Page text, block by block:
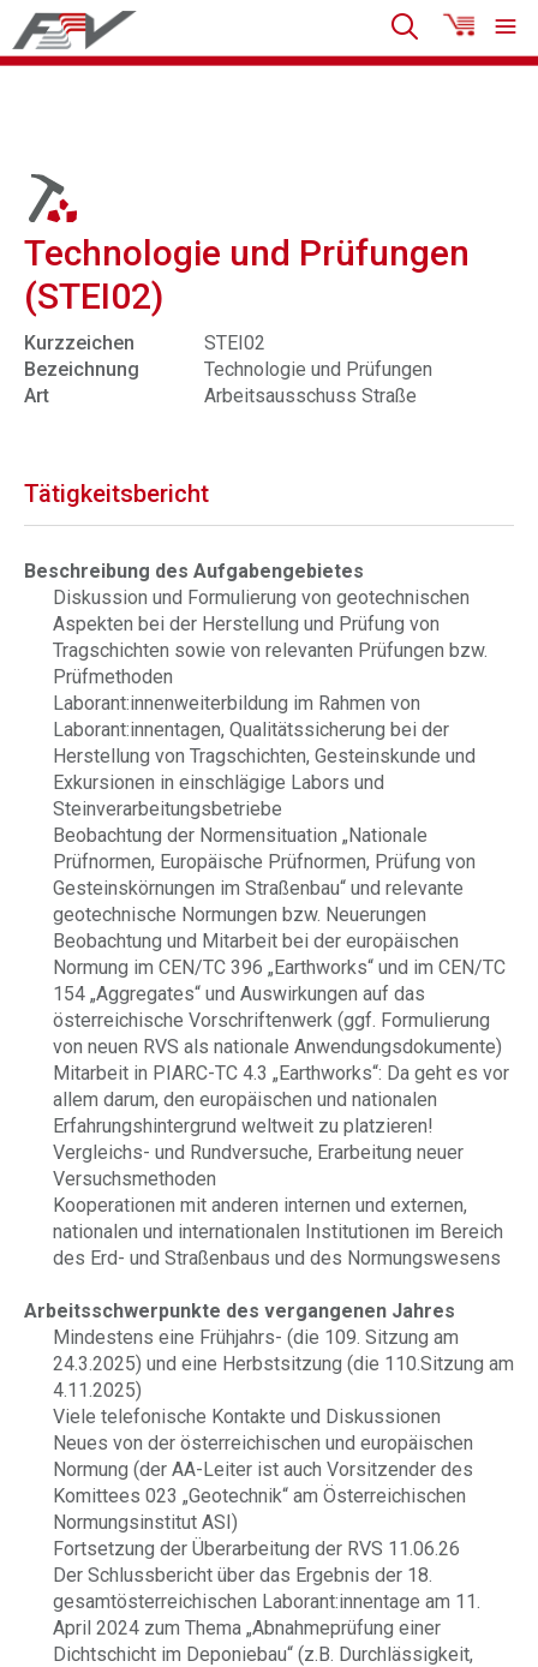
Technologie und Prüfungen
(STEI02)
Kurzzeichen
STEI02
Bezeichnung
Technologie und Prüfungen
Art
Arbeitsausschuss Straße
Tätigkeitsbericht
Beschreibung des Aufgabengebietes
Diskussion und Formulierung von geotechnischen
Aspekten bei der Herstellung und Prüfung von
Tragschichten sowie von relevanten Prüfungen bzw.
Prüfmethoden
Laborant:innenweiterbildung im Rahmen von
Laborant:innentagen, Qualitätssicherung bei der
Herstellung von Tragschichten, Gesteinskunde und
Exkursionen in einschlägige Labors und
Steinverarbeitungsbetriebe
Beobachtung der Normensituation „Nationale
Prüfnormen, Europäische Prüfnormen, Prüfung von
Gesteinskörnungen im Straßenbau“ und relevante
geotechnische Normungen bzw. Neuerungen
Beobachtung und Mitarbeit bei der europäischen
Normung im CEN/TC 396 „Earthworks“ und im CEN/TC
154 „Aggregates“ und Auswirkungen auf das
österreichische Vorschriftenwerk (ggf. Formulierung
von neuen RVS als nationale Anwendungsdokumente)
Mitarbeit in PIARC-TC 4.3 „Earthworks“: Da geht es vor
allem darum, den europäischen und nationalen
Erfahrungshintergrund weltweit zu platzieren!
Vergleichs- und Rundversuche, Erarbeitung neuer
Versuchsmethoden
Kooperationen mit anderen internen und externen,
nationalen und internationalen Institutionen im Bereich
des Erd- und Straßenbaus und des Normungswesens
Arbeitsschwerpunkte des vergangenen Jahres
Mindestens eine Frühjahrs- (die 109. Sitzung am
24.3.2025) und eine Herbstsitzung (die 110.Sitzung am
4.11.2025)
Viele telefonische Kontakte und Diskussionen
Neues von der österreichischen und europäischen
Normung (der AA-Leiter ist auch Vorsitzender des
Komittees 023 „Geotechnik“ am Österreichischen
Normungsinstitut ASI)
Fortsetzung der Überarbeitung der RVS 11.06.26
Der Schlussbericht über das Ergebnis der 18.
gesamtösterreichischen Laborant:innentage am 11.
April 2024 zum Thema „Abnahmeprüfung einer
Dichtschicht im Deponiebau“ (z.B. Durchlässigkeit,